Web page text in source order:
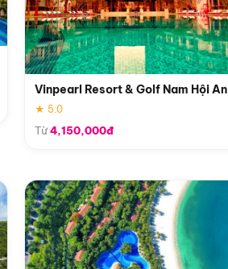
Vinpearl Resort & Golf Nam Hội An
★ 5.0
Từ4,150,000đ